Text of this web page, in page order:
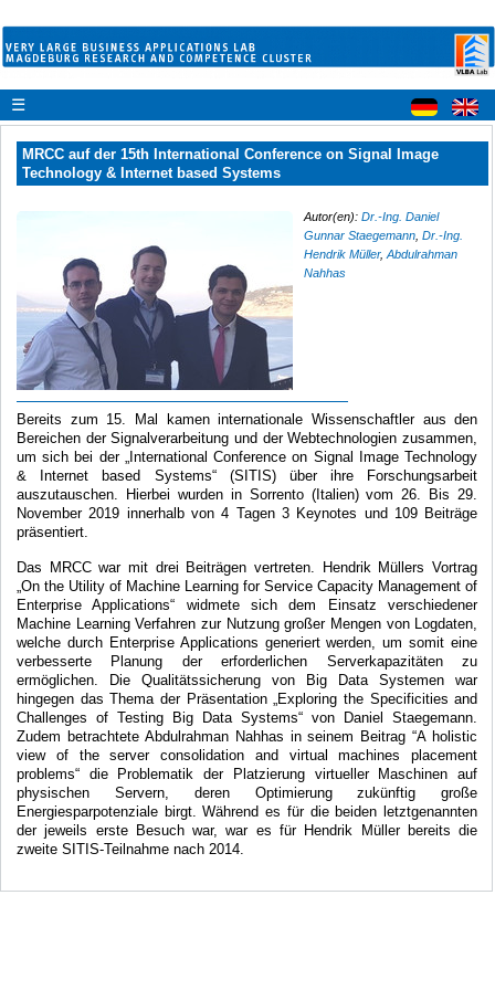
☰
MRCC auf der 15th International Conference on Signal Image
Technology & Internet based Systems
Autor(en): Dr.-Ing. Daniel
Gunnar Staegemann Dr.-Ing.
Hendrik Müller, Abdulrahman
Nahhas
Bereits zum 15. Mal kamen internationale Wissenschaftler aus den
Bereichen der Signalverarbeitung und der Webtechnologien zusammen,
um sich bei der „International Conference on Signal Image Technology
& Internet based Systems“ (SITIS) über ihre Forschungsarbeit
auszutauschen. Hierbei wurden in Sorrento (Italien) vom 26. Bis 29.
November 2019 innerhalb von 4 Tagen 3 Keynotes und 109 Beiträge
präsentiert.
Das MRCC war mit drei Beiträgen vertreten. Hendrik Müllers Vortrag
On the Utility of Machine Learning for Service Capacity Management of
Enterprise Applications“ widmete sich dem Einsatz verschiedener
Machine Learning Verfahren zur Nutzung großer Mengen von Logdaten,
welche durch Enterprise Applications generiert werden, um somit eine
verbesserte Planung der erforderlichen Serverkapazitäten zu
ermöglichen. Die Qualitätssicherung von Big Data Systemen war
hingegen das Thema der Präsentation „
Exploring the Specificities and
Challenges of Testing Big Data Systems“ von Daniel Staegemann.
Zudem betrachtete Abdulrahman Nahhas in seinem Beitrag “A holistic
view of the server consolidation and virtual machines placement
problems“ die Problematik der Platzierung virtueller Maschinen auf
physischen Servern, deren Optimierung zukünftig große
Energiesparpotenziale birgt. Während es für die beiden letztgenannten
der jeweils erste Besuch war, war es für Hendrik Müller bereits die
zweite SITIS-Teilnahme nach 2014.